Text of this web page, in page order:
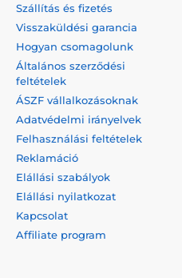
Szállítás és fizetés
Visszaküldési garancia
Hogyan csomagolunk
Általános szerződési
feltételek
ÁSZF vállalkozásoknak
Adatvédelmi irányelvek
Felhasználási feltételek
Reklamáció
Elállási szabályok
Elállási nyilatkozat
Kapcsolat
Affiliate program